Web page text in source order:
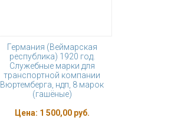
Германия (Веймарская
республика) 1920 год.
Служебные марки для
транспортной компании
Вюртемберга, ндп, 8 марок
(гашёные)
Цена: 1 500,00 руб.